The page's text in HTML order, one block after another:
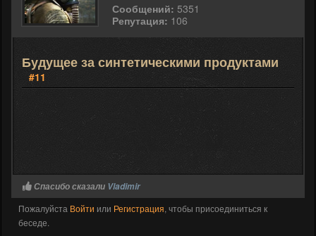
Сообщений: 5351
Репутация: 106
Будущее за синтетическими продуктами
#11
Спасибо сказали Vladimir
Пожалуйста Войти или Регистрация, чтобы присоединиться к
беседе.